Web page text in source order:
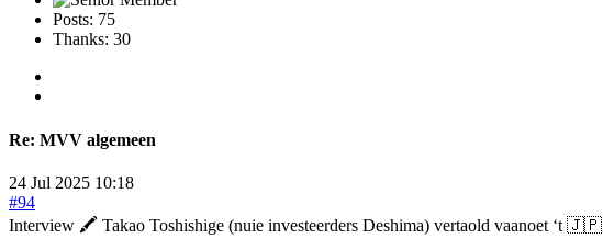
Posts: 75
Thanks: 30
Re: MVV algemeen
24 Jul 2025 10:18
#94
Interview 🖍️ Takao Toshishige (nuie investeerders Deshima) vertaold vaanoet ‘t 🇯🇵